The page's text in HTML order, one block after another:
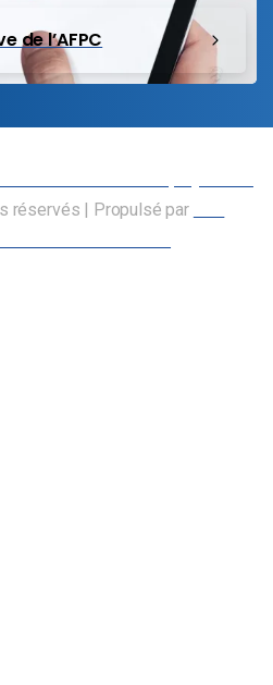
de l’AFPC
réservés | Propulsé par